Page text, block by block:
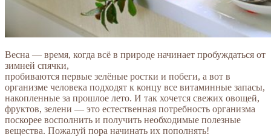
Весна — время, когда всё в природе начинает пробуждаться от
зимней спячки,
пробиваются первые зелёные ростки и побеги, а вот в
организме человека подходят к концу все витаминные запасы,
накопленные за прошлое лето. И так хочется свежих овощей,
фруктов, зелени — это естественная потребность организма
поскорее восполнить и получить необходимые полезные
вещества. Пожалуй пора начинать их пополнять!